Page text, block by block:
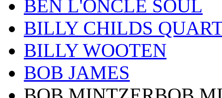
BEN L'ONCLE SOUL
BILLY CHILDS
BILLY WOOTEN
BOB JAMES